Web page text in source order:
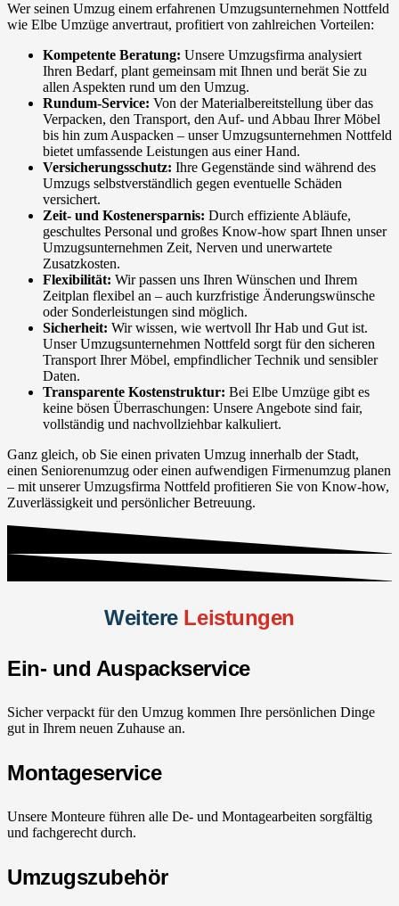
Wer seinen Umzug einem erfahrenen Umzugsunternehmen Nottfeld
wie Elbe Umzüge anvertraut, profitiert von zahlreichen Vorteilen:
Kompetente Beratung: Unsere Umzugsfirma analysiert
Ihren Bedarf, plant gemeinsam mit Ihnen und berät Sie zu
allen Aspekten rund um den Umzug.
Rundum-Service: Von der Materialbereitstellung über das
Verpacken, den Transport, den Auf- und Abbau Ihrer Möbel
bis hin zum Auspacken – unser Umzugsunternehmen Nottfeld
bietet umfassende Leistungen aus einer Hand.
Versicherungsschutz: Ihre Gegenstände sind während des
Umzugs selbstverständlich gegen eventuelle Schäden
versichert.
Zeit- und Kostenersparnis: Durch effiziente Abläufe,
geschultes Personal und großes Know-how spart Ihnen unser
Umzugsunternehmen Zeit, Nerven und unerwartete
Zusatzkosten.
Flexibilität: Wir passen uns Ihren Wünschen und Ihrem
Zeitplan flexibel an – auch kurzfristige Änderungswünsche
oder Sonderleistungen sind möglich.
Sicherheit: Wir wissen, wie wertvoll Ihr Hab und Gut ist.
Unser Umzugsunternehmen Nottfeld sorgt für den sicheren
Transport Ihrer Möbel, empfindlicher Technik und sensibler
Daten.
Transparente Kostenstruktur: Bei Elbe Umzüge gibt es
keine bösen Überraschungen: Unsere Angebote sind fair,
vollständig und nachvollziehbar kalkuliert.
Ganz gleich, ob Sie einen privaten Umzug innerhalb der Stadt,
einen Seniorenumzug oder einen aufwendigen Firmenumzug planen
– mit unserer Umzugsfirma Nottfeld profitieren Sie von Know-how,
Zuverlässigkeit und persönlicher Betreuung.
Weitere Leistungen
Ein- und Auspackservice
Sicher verpackt für den Umzug kommen Ihre persönlichen Dinge
gut in Ihrem neuen Zuhause an.
Montageservice
Unsere Monteure führen alle De- und Montagearbeiten sorgfältig
und fachgerecht durch.
Umzugszubehör